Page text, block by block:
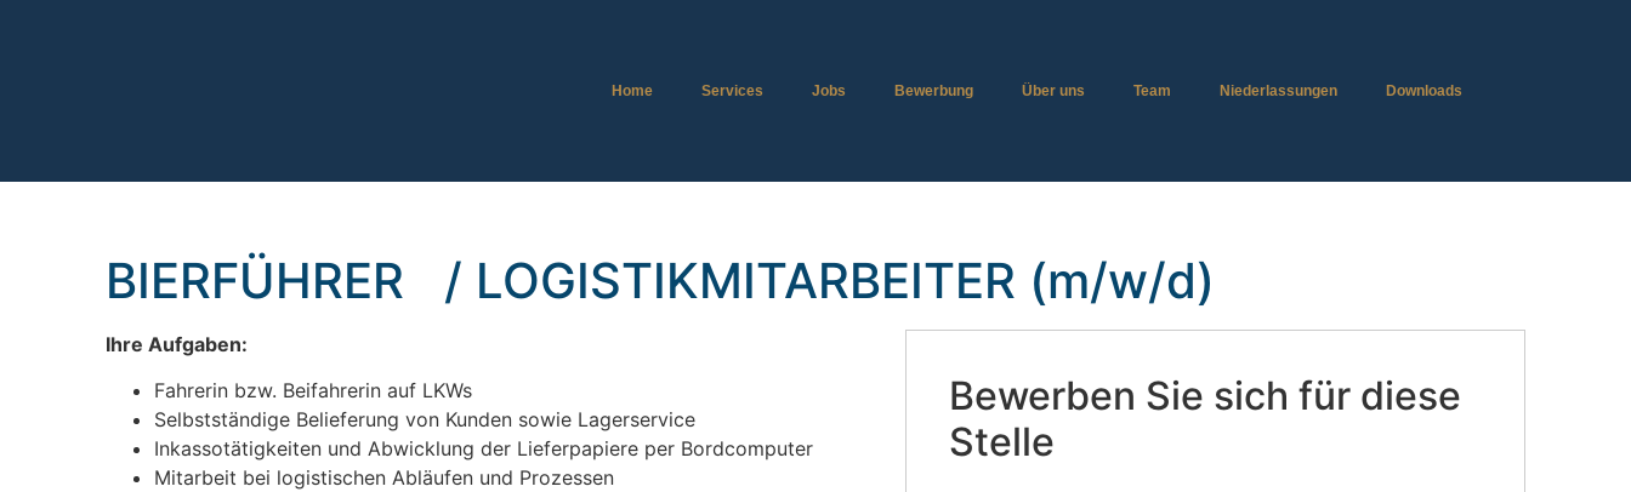
Home Services Jobs Bewerbung Über uns Team Niederlassungen Downloads
BIERFÜHRER / LOGISTIKMITARBEITER (m/w/d)
Ihre Aufgaben:
Fahrerin bzw. Beifahrerin auf LKWs
Selbstständige Belieferung von Kunden sowie Lagerservice
Inkassotätigkeiten und Abwicklung der Lieferpapiere per Bordcomputer
Mitarbeit bei logistischen Abläufen und Prozessen
Bewerben Sie sich für diese
Stelle